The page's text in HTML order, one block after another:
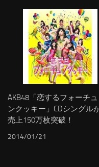
AKB48「恋するフォーチュ
ンクッキー」CDシングル
売上150万枚突破！
2014/01/21